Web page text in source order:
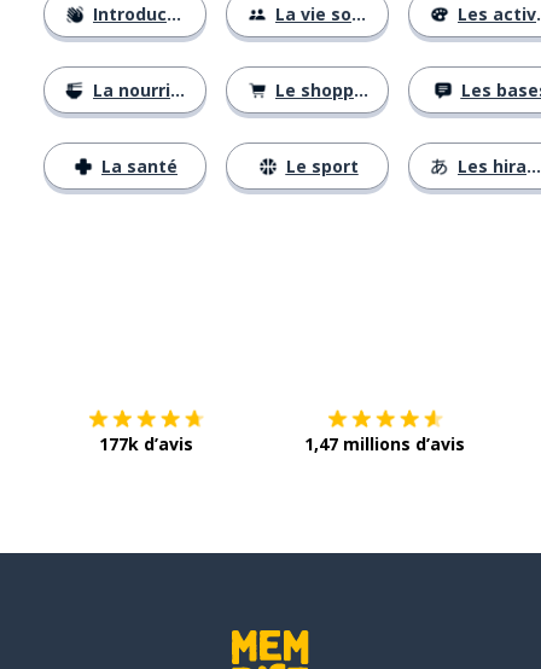
Introductions
La nourriture
La santé
La vie sociale
Le shopping
Le sport
Les activités
Les
Les hiraganas
177k d’avis 1,47 millions d’avis